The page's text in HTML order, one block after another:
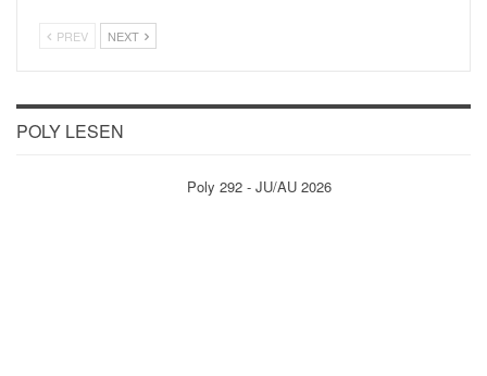
PREV NEXT
POLY LESEN
Poly 292 - JU/AU 2026